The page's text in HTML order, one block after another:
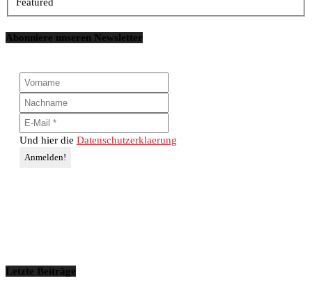
Abonniere unseren Newsletter
Und hier die Datenschutzerklaerung
Letzte Beiträge